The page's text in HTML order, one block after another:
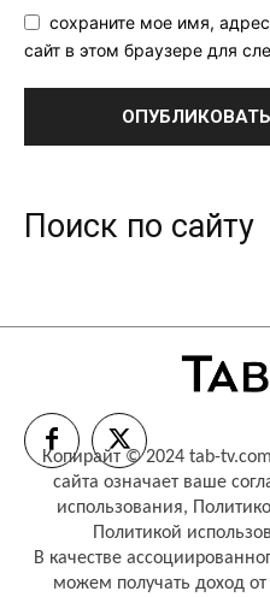
сохраните мое имя,
сайт в этом браузере для
Поиск по сайту
Копирайт © 2024 tab-
сайта означает ваше
использования,
Политикой
В качестве
можем получать доход от